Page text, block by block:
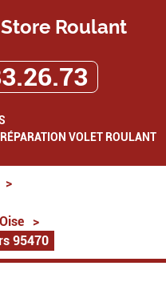
Roulant
RÉPARATION VOLET ROULANT
>
>
95470